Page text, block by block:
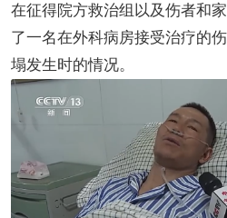
在征得院方救治组以及伤者和
了一名在外科病房接受治疗的
塌发生时的情况。